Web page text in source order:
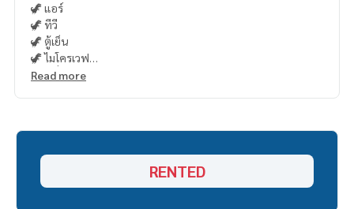
🦖 แอร์
🦖 ทีวี
🦖 ตู้เย็น
🦖 ไมโครเวฟ
🦖 เครื่องทำน้ำอุ่น
Read more
RENTED